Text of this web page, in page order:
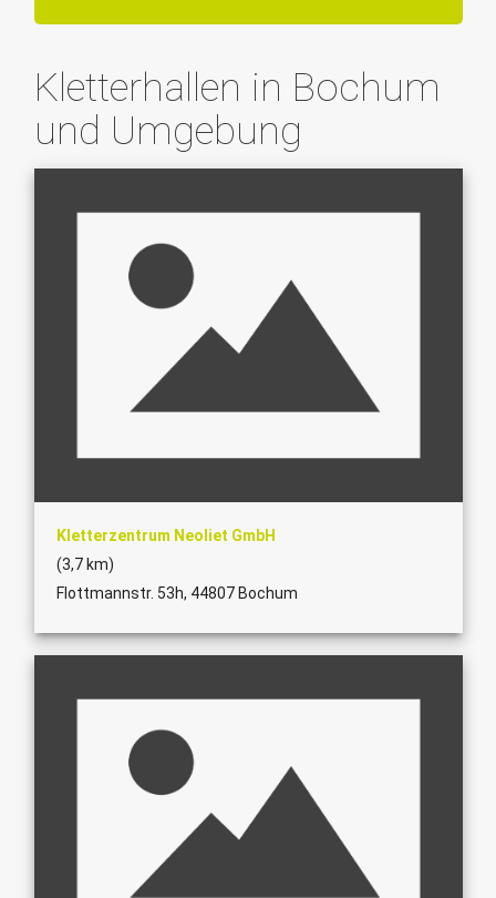
Kletterhallen in Bochum
und Umgebung
Kletterzentrum Neoliet GmbH
(3,7 km)
Flottmannstr. 53h, 44807 Bochum